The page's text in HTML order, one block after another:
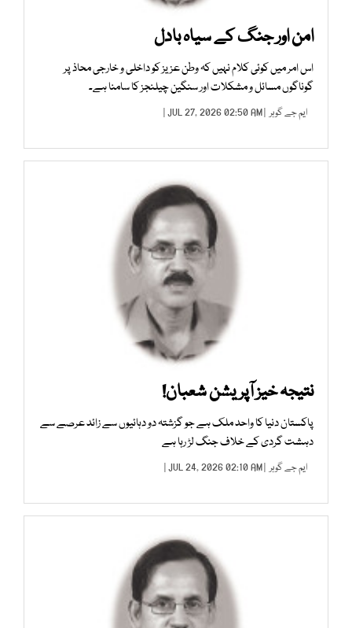
امن اور جنگ کے سیاہ بادل
اس امر میں کوئی کلام نہیں کہ وطن عزیز کو داخلی و خارجی محاذ پر
گوناگوں مسائل و مشکلات اور سنگین چیلنجز کا سامنا ہے۔
ایم جے گوہر | JUL 27, 2026 02:50 AM |
نتیجہ خیز آپریشن شعبان!
پاکستان دنیا کا واحد ملک ہے جو گزشتہ دو دہائیوں سے زائد عرصے سے
دہشت گردی کے خلاف جنگ لڑ رہا ہے
ایم جے گوہر | JUL 24, 2026 02:10 AM |